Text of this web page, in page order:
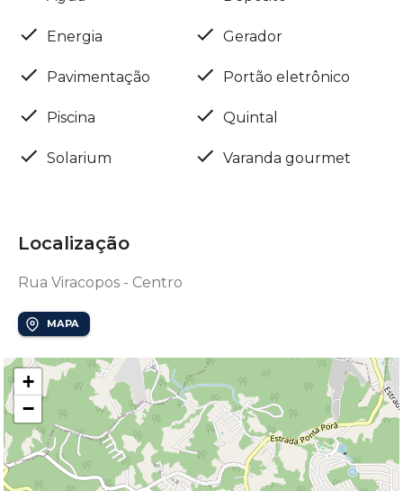
Energia Gerador
Pavimentação Portão eletrônico
Piscina Quintal
Solarium Varanda gourmet
Localização
Rua Viracopos - Centro
MAPA
+
−